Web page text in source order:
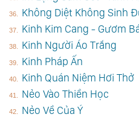
Không Diệt Không Sinh
Kinh Kim Cang - Gươm
Kinh Người Áo Trắng
Kinh Pháp Ấn
Kinh Quán Niệm Hơi Thở
Nẻo Vào Thiền Học
Nẻo Về Của Ý